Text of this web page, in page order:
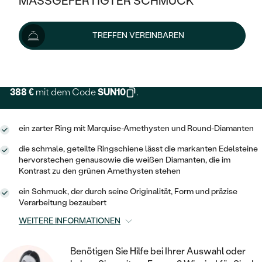
KLASSISCH
MEMOIRE
V-FORM
VINTAGE
GEHÄMMERTE
MIT MEHREREN DIAMANTEN
HALO
IM SET
AUSSERGEWÖHNLICH
GESTALTE EINEN RING
WÄHLE EINEN RING
DIAMANTEN ZUM EINFASSEN
AUSVERKAUF
WENN SCHMUCK HILFT
NACH TYP
OHRRINGE
ANHÄNGER / KETTEN
ARMBÄNDER
SCHMUCKSET
HERRENSCHMUCK
PLATIN
CREOLEN
MINIMALISTISCHE
OHRHÄNGER
SOLITÄR
GOLD
SILBER
ZUR GEBURT EINES KINDES
PERSONALISIERT
MIT STERNZEICHEN
MINIMALISTISCH
AUSVERKAUF
GOLD
PLATIN
MEMOIRE
TREFFEN VEREINBAREN
431 €454 €
388 € mit dem CodeSUN10 .
ein zarter Ring mit Marquise-Amethysten und Round-Diamanten
die schmale, geteilte Ringschiene lässt die markanten Edelsteine
hervorstechen genausowie die weißen Diamanten, die im
Kontrast zu den grünen Amethysten stehen
ein Schmuck, der durch seine Originalität, Form und präzise
Verarbeitung bezaubert
WEITERE INFORMATIONEN
Benötigen Sie Hilfe bei Ihrer Auswahl oder